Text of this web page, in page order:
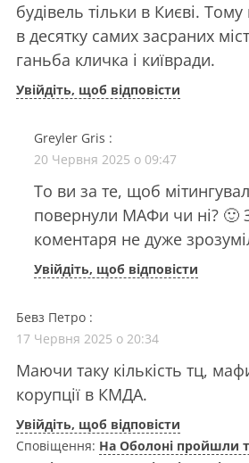
будівель тільки в Києві. Тому
в десятку самих засраних
ганьба кличка і київради.
Увійдіть, щоб відповісти
Greyler Gris :
20 Червня 2025 о 09:47
То ви за те, щоб
повернули МАФи чи ні? 🙂
коментаря не дуже
Увійдіть, щоб відповісти
Бевз Петро :
17 Червня 2025 о 20:34
Маючи таку кількість тц,
корупції в КМДА.
Увійдіть, щоб відповісти
Сповіщення: На Оболоні пройшли